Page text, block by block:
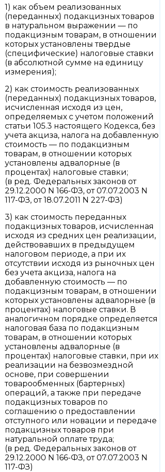
1) как объем реализованных
(переданных) подакцизных товаров
в натуральном выражении — по
подакцизным товарам, в отношении
которых установлены твердые
(специфические) налоговые ставки
(в абсолютной сумме на единицу
измерения);
2) как стоимость реализованных
(переданных) подакцизных товаров,
исчисленная исходя из цен,
определяемых с учетом положений
статьи 105.3 настоящего Кодекса, без
учета акциза, налога на добавленную
стоимость — по подакцизным
товарам, в отношении которых
установлены адвалорные (в
процентах) налоговые ставки;
(в ред. Федеральных законов от
29.12.2000 N 166-ФЗ, от 07.07.2003 N
117-ФЗ, от 18.07.2011 N 227-ФЗ)
3) как стоимость переданных
подакцизных товаров, исчисленная
исходя из средних цен реализации,
действовавших в предыдущем
налоговом периоде, а при их
отсутствии исходя из рыночных цен
без учета акциза, налога на
добавленную стоимость — по
подакцизным товарам, в отношении
которых установлены адвалорные (в
процентах) налоговые ставки. В
аналогичном порядке определяется
налоговая база по подакцизным
товарам, в отношении которых
установлены адвалорные (в
процентах) налоговые ставки, при их
реализации на безвозмездной
основе, при совершении
товарообменных (бартерных)
операций, а также при передаче
подакцизных товаров по
соглашению о предоставлении
отступного или новации и передаче
подакцизных товаров при
натуральной оплате труда;
(в ред. Федеральных законов от
29.12.2000 N 166-ФЗ, от 07.07.2003 N
117-ФЗ)